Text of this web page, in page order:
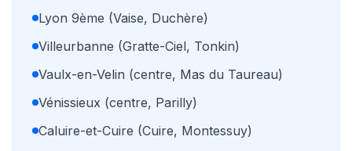
Lyon 9ème (Vaise, Duchère)
Villeurbanne (Gratte-Ciel, Tonkin)
Vaulx-en-Velin (centre, Mas du Taureau)
Vénissieux (centre, Parilly)
Caluire-et-Cuire (Cuire, Montessuy)